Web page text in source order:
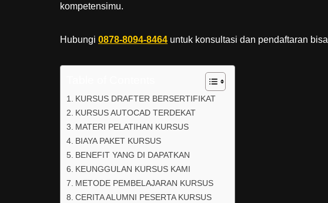
kompetensimu.
Hubungi 0878-8094-8464 untuk konsultasi dan pendaftaran bisa
KURSUS DRAFTER BERSERTIFIKAT
KURSUS AUTOCAD TERDEKAT
MATERI PELATIHAN KURSUS
BIAYA PAKET KURSUS
BENEFIT YANG DI DAPATKAN
KEUNGGULAN KURSUS KAMI
METODE PEMBELAJARAN KURSUS
CERITA ALUMNI PESERTA KURSUS